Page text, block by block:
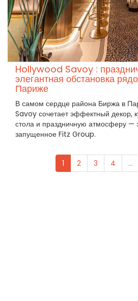
Hollywood Savoy :
элегантная обстановка
Париже
В самом сердце района Биржа в
Savoy сочетает эффектный декор,
стола и праздничную атмосферу —
запущенное Fitz Group.
1 2 3 4 ...